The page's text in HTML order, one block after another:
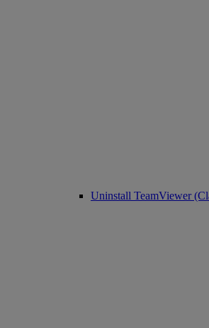
Uninstall TeamViewer